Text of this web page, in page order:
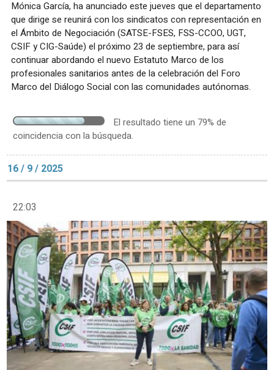
Mónica García, ha anunciado este jueves que el departamento
que dirige se reunirá con los sindicatos con representación en
el Ámbito de Negociación (SATSE-FSES, FSS-CCOO, UGT,
CSIF y CIG-Saúde) el próximo 23 de septiembre, para así
continuar abordando el nuevo Estatuto Marco de los
profesionales sanitarios antes de la celebración del Foro
Marco del Diálogo Social con las comunidades autónomas.
El resultado tiene un 79% de
coincidencia con la búsqueda.
16 / 9 / 2025
22:03